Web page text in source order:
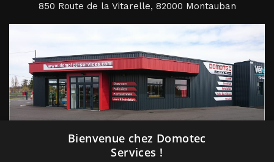
850 Route de la Vitarelle, 82000 Montauban
Suivez nous
Bienvenue chez Domotec
Services !